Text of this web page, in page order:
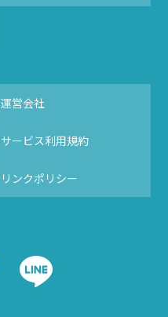
運営会社
サービス利用規約
リンクポリシー